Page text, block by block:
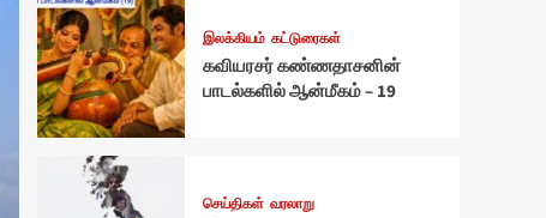
இலக்கியம் கட்டுரைகள்
கவியரசர் கண்ணதாசனின்
பாடல்களில் ஆன்மீகம் – 19
செய்திகள் வரலாறு